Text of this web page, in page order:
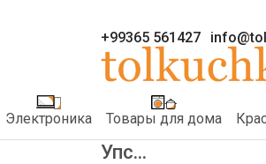
+99365 561427
Электроника Товары для дома
Упс...